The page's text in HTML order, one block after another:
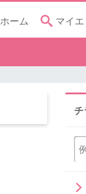
ホーム マイ
チ